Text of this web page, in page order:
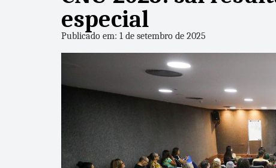
especial
Publicado em: 1 de setembro de 2025